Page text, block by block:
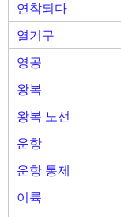
연착되다
열기구
영공
왕복
왕복 노선
운항
운항 통제
이륙